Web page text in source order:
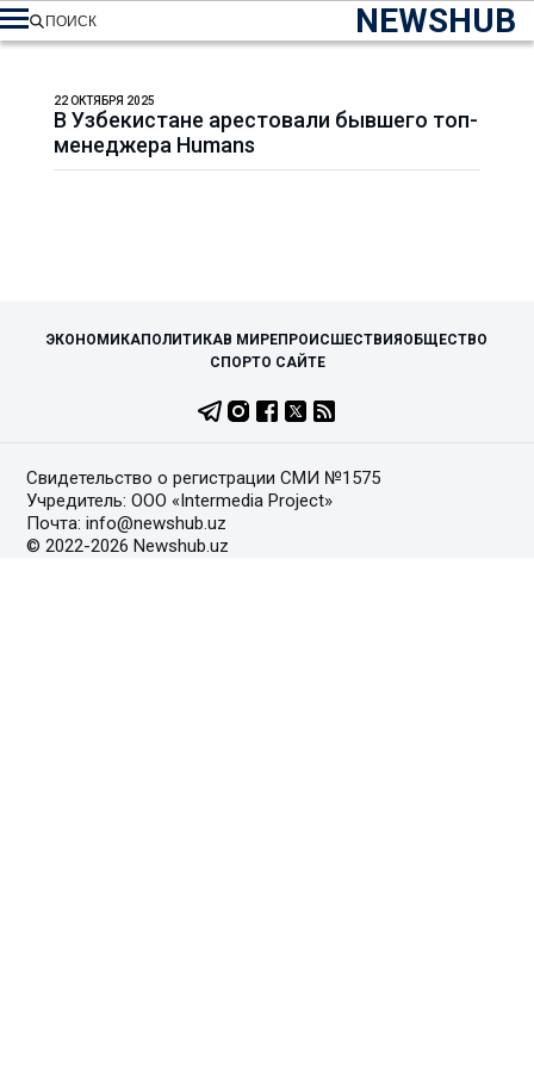
NEWSHUB
ПОИСК
В Узбекистане арестовали бывшего топ-
менеджера Humans
22 ОКТЯБРЯ 2025
ЭКОНОМИКАПОЛИТИКАВ МИРЕПРОИСШЕСТВИЯ ОБЩЕСТВО
СПОРТО САЙТЕ
Свидетельство о регистрации СМИ №1575
Учредитель: ООО «Intermedia Project»
Почта: info@newshub.uz
© 2022-2026 Newshub.uz